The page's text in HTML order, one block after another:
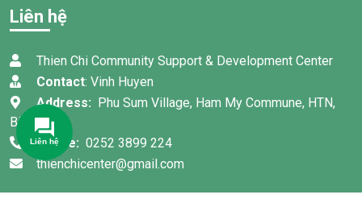
Liên hệ
Thien Chi Community Support & Development Center
Contact: Vinh Huyen
Address: Phu Sum Village, Ham My Commune, HTN,
Binh Thuan
Phone: 0252 3899 224
thienchicenter@gmail.com